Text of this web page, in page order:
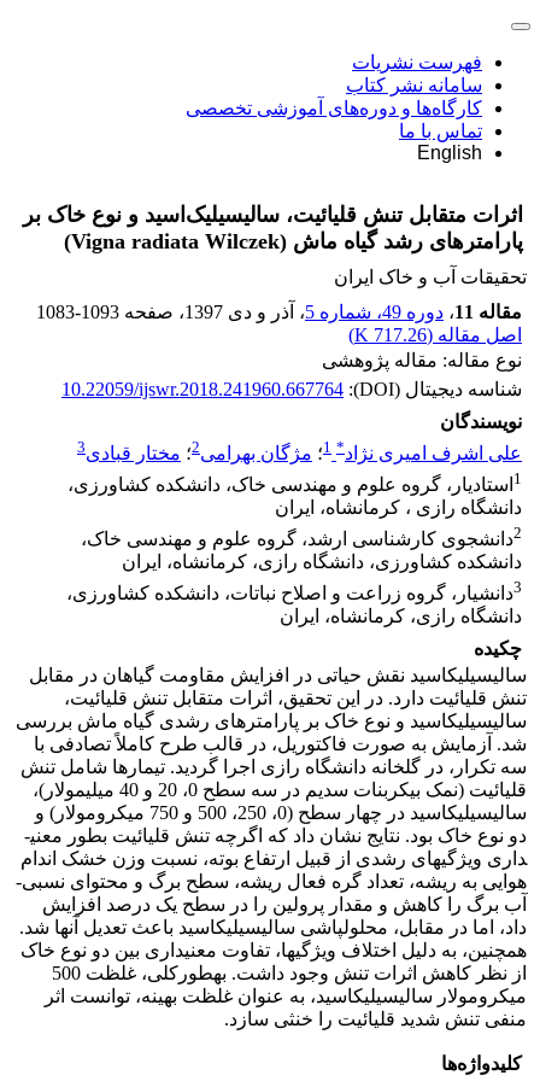
فهرست نشریات
سامانه نشر کتاب
کارگاه‌ها و دوره‌های آموزشی تخصصی
تماس با ما
English
اثرات متقابل تنش قلیائیت، سالیسیلیک‌اسید و نوع خاک بر
پارامترهای رشد گیاه ماش (Vigna radiata Wilczek)
تحقیقات آب و خاک ایران
مقاله 11
، دوره 49، شماره 5 ، آذر و دی 1397 ، صفحه 1083-1093
اصل مقاله (717.26 K
)
نوع مقاله: مقاله پژوهشی
شناسه دیجیتال (DOI):
10.22059/ijswr.2018.241960.667764
نویسندگان
علی اشرف امیری نژاد*
1؛ مژگان بهرامی2؛ مختار قبادی3
1 استادیار، گروه علوم و مهندسی خاک، دانشکده کشاورزی،
دانشگاه رازی ، کرمانشاه، ایران
2دانشجوی کارشناسی ارشد، گروه علوم و مهندسی خاک،
دانشکده کشاورزی، دانشگاه رازی، کرمانشاه، ایران
3دانشیار، گروه زراعت و اصلاح نباتات، دانشکده کشاورزی،
دانشگاه رازی، کرمانشاه، ایران
چکیده
سالیسیلیک­اسید نقش حیاتی در افزایش مقاومت گیاهان در مقابل
تنش ­قلیائیت دارد. در این تحقیق، اثرات متقابل تنش ­قلیائیت،
سالیسیلیک­اسید و نوع خاک بر پارامتر­های رشدی گیاه ماش بررسی
شد. آزمایش به صورت فاکتوریل، در قالب طرح کاملاً تصادفی با
سه تکرار، در گلخانه دانشگاه­ رازی اجرا گردید. تیمارها شامل تنش
قلیائیت (نمک بیکربنات سدیم در سه سطح 0، 20 و 40 میلی­مولار)،
سالیسیلیک­اسید در چهار سطح (0، 250، 500 و 750 میکرومولار) و
دو نوع خاک بود. نتایج نشان ­داد که اگرچه تنش قلیائیت بطور معنی­
داری ویژگی­های رشدی از قبیل ارتفاع بوته، نسبت وزن خشک اندام
هوایی به ریشه، تعداد گره فعال ­ریشه، سطح برگ و محتوای نسبی­
آب‌ برگ را کاهش و مقدار پرولین را در سطح یک درصد افزایش
داد، اما در مقابل، محلول­پاشی سالیسیلیک­اسید باعث تعدیل آن­ها شد.
همچنین، به دلیل اختلاف ویژگی­ها، تفاوت معنی­داری بین دو نوع خاک
از نظر کاهش اثرات تنش وجود داشت. به­طورکلی، غلظت 500
میکرومولار سالیسیلیک­اسید، به عنوان غلظت بهینه، توانست اثر
منفی تنش­ شدید ­قلیائیت را خنثی سازد.
کلیدواژه‌ها